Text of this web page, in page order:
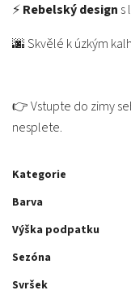
⚡Rebelský design s
🌆 Skvělé k úzkým
👉 Vstupte do zimy
nesplete.
Kategorie
Barva
Výška podpatku
Sezóna
Svršek